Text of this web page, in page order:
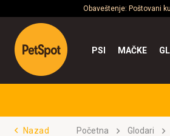
Obaveštenje: Poštovani
PSI MAČKE
Nazad Početna Glodari